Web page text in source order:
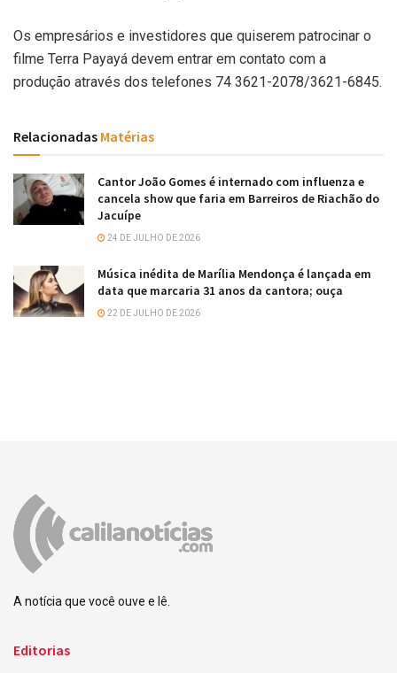
Os empresários e investidores que quiserem patrocinar o
filme Terra Payayá devem entrar em contato com a
produção através dos telefones 74 3621-2078/3621-6845.
Relacionadas Matérias
Cantor João Gomes é internado com influenza e
cancela show que faria em Barreiros de Riachão do
Jacuípe
24 DE JULHO DE 2026
Música inédita de Marília Mendonça é lançada em
data que marcaria 31 anos da cantora; ouça
22 DE JULHO DE 2026
A notícia que você ouve e lê.
Editorias